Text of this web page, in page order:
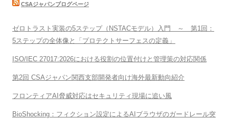
CSAジャパンブログページ
ゼロトラスト実装の5ステップ（NSTACモデル）入門 ～ 第1回：
5ステップの全体像と「プロテクトサーフェスの定義」
ISO/IEC 27017:2026における役割の位置付けと管理策の対応関係
第2回 CSAジャパン関西支部開発者向け海外最新動向紹介
フロンティアAI脅威対応はセキュリティ現場に追い風
BioShocking：フィクション設定によるAIブラウザのガードレール突